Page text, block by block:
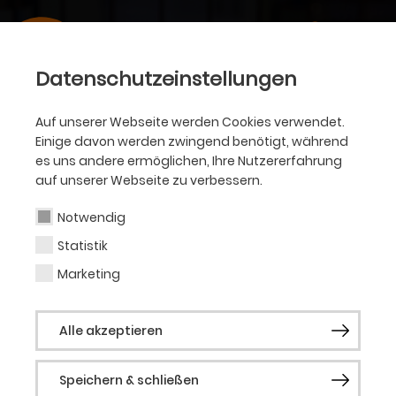
Datenschutzeinstellungen
Auf unserer Webseite werden Cookies verwendet.
Einige davon werden zwingend benötigt, während
es uns andere ermöglichen, Ihre Nutzererfahrung
auf unserer Webseite zu verbessern.
Notwendig
Statistik
Marketing
Alle akzeptieren
Speichern & schließen